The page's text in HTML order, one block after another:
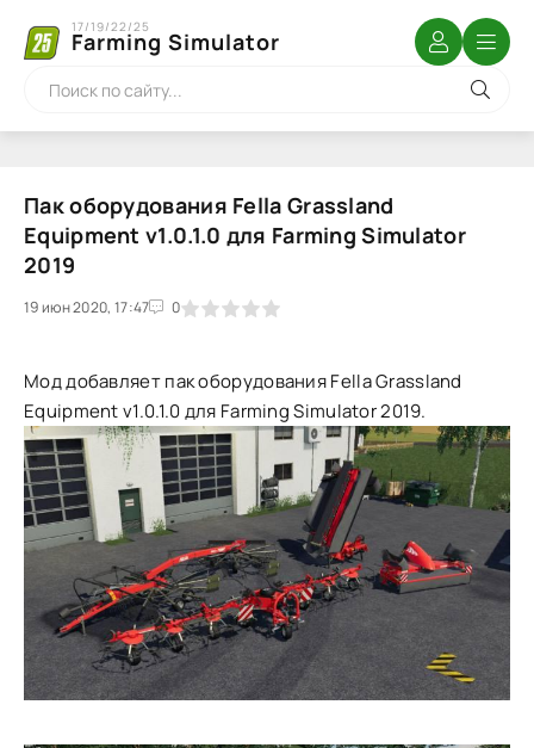
Farming Simulator
17/19/22/25
Пак оборудования Fella Grassland
Equipment v1.0.1.0 для Farming Simulator
2019
19 июн 2020, 17:47 0
1 2 3 4 5
Мод добавляет пак оборудования Fella Grassland
Equipment v1.0.1.0 для Farming Simulator 2019.